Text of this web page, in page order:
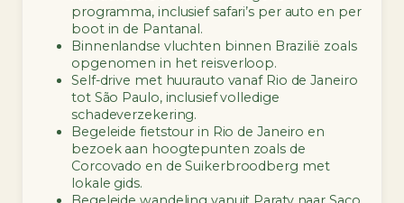
programma, inclusief safari’s per auto en per
boot in de Pantanal.
Binnenlandse vluchten binnen Brazilië zoals
opgenomen in het reisverloop.
Self-drive met huurauto vanaf Rio de Janeiro
tot São Paulo, inclusief volledige
schadeverzekering.
Begeleide fietstour in Rio de Janeiro en
bezoek aan hoogtepunten zoals de
Corcovado en de Suikerbroodberg met
lokale gids.